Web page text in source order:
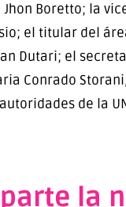
Boretto; la
el titular del
Dutari; el
Conrado
autoridades de la
la